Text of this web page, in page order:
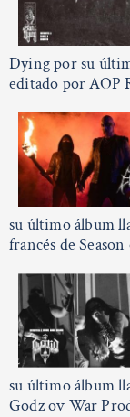
Dying por su
editado por AOP
su último álbum
francés de
su último álbum
Godz ov War